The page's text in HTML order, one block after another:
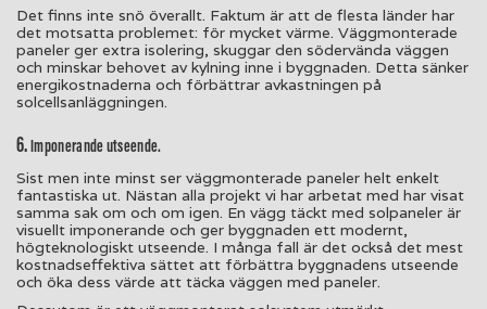
Det finns inte snö överallt. Faktum är att de flesta länder har
det motsatta problemet: för mycket värme. Väggmonterade
paneler ger extra isolering, skuggar den södervända väggen
och minskar behovet av kylning inne i byggnaden. Detta sänker
energikostnaderna och förbättrar avkastningen på
solcellsanläggningen.
6.Imponerande utseende.
Sist men inte minst ser väggmonterade paneler helt enkelt
fantastiska ut. Nästan alla projekt vi har arbetat med har visat
samma sak om och om igen. En vägg täckt med solpaneler är
visuellt imponerande och ger byggnaden ett modernt,
högteknologiskt utseende. I många fall är det också det mest
kostnadseffektiva sättet att förbättra byggnadens utseende
och öka dess värde att täcka väggen med paneler.